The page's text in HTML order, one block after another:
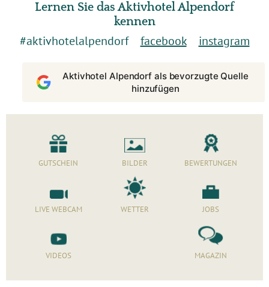
Lernen Sie das Aktivhotel Alpendorf
kennen
#aktivhotelalpendorf facebook instagram
Aktivhotel Alpendorf als bevorzugte Quelle
hinzufügen
GUTSCHEIN BILDER BEWERTUNGEN
LIVE WEBCAM WETTER JOBS
VIDEOS MAGAZIN